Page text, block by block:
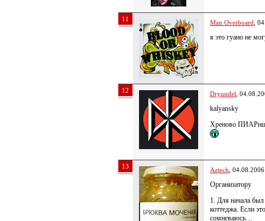
11 Man Overboard ,
я это гуано не
12 Dryundel ,
kalyansky
Хреново
13 Aztech ,
Организатору
1. Для начала был
коттеджа. Если
сомневаюсь…